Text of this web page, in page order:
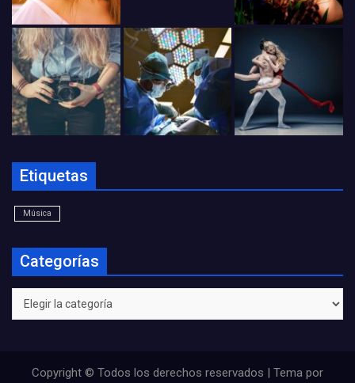
Etiquetas
Música
Categorías
Categorías
Copyright © Todos los derechos reservados | Tema por